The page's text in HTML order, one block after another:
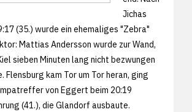
Jichas
(35.) wurde ein ehemaliges "Zebra"
Mattias Andersson wurde zur Wand,
sieben Minuten lang nicht bezwungen
Flensburg kam Tor um Tor heran, ging
von Eggert beim 20:19
(41.), die Glandorf ausbaute.